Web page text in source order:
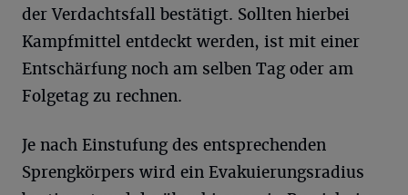
der Verdachtsfall bestätigt. Sollten hierbei
Kampfmittel entdeckt werden, ist mit einer
Entschärfung noch am selben Tag oder am
Folgetag zu rechnen.
Je nach Einstufung des entsprechenden
Sprengkörpers wird ein Evakuierungsradius